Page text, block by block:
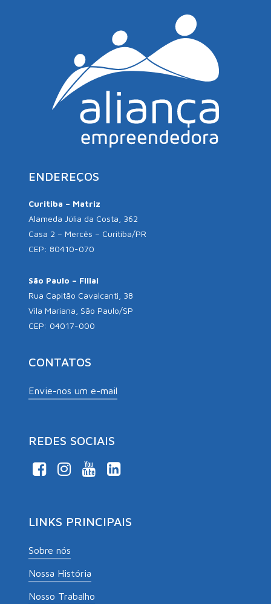
ENDEREÇOS
Curitiba – Matriz
Alameda Júlia da Costa, 362
Casa 2 – Mercês – Curitiba/PR
CEP: 80410-070
São Paulo – Filial
Rua Capitão Cavalcanti, 38
Vila Mariana, São Paulo/SP
CEP: 04017-000
CONTATOS
Envie-nos um e-mail
REDES SOCIAIS
LINKS PRINCIPAIS
Sobre nós
Nossa História
Nosso Trabalho